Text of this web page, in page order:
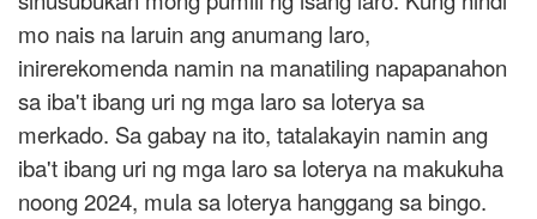
mo nais na laruin ang anumang laro,
inirerekomenda namin na manatiling napapanahon
sa iba't ibang uri ng mga laro sa loterya sa
merkado. Sa gabay na ito, tatalakayin namin ang
iba't ibang uri ng mga laro sa loterya na makukuha
noong 2024, mula sa loterya hanggang sa bingo.